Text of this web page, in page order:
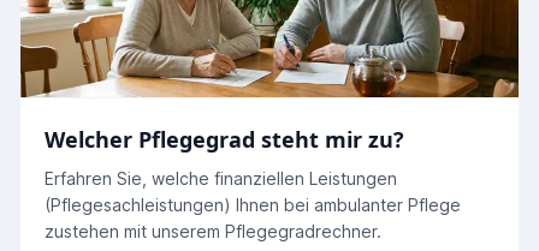
Welcher Pflegegrad steht mir zu?
Erfahren Sie, welche finanziellen Leistungen
(Pflegesachleistungen) Ihnen bei ambulanter Pflege
zustehen mit unserem Pflegegradrechner.